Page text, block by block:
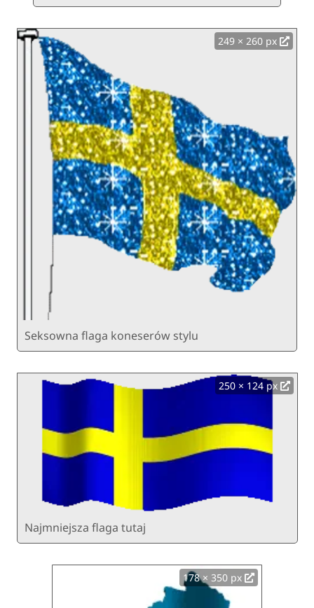
249 × 260 px
Seksowna flaga koneserów stylu
250 × 124 px
Najmniejsza flaga tutaj
178 × 350 px